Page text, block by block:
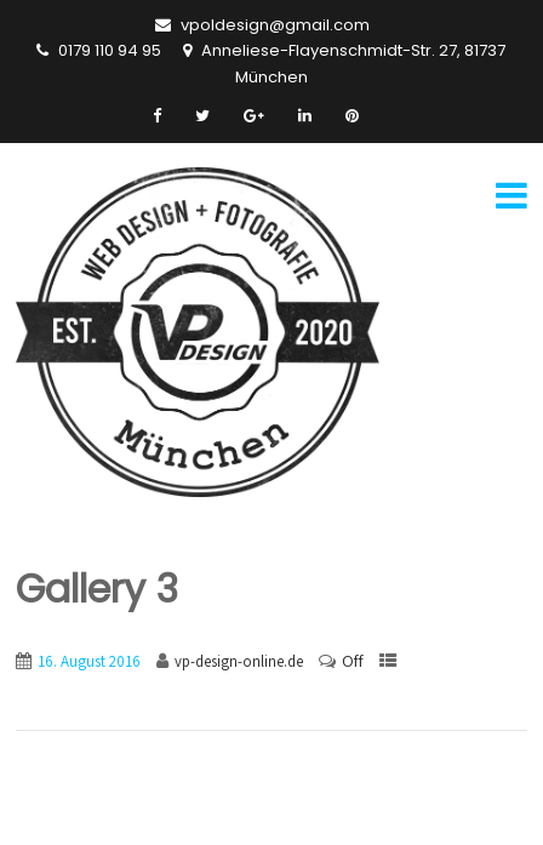
vpoldesign@gmail.com
0179 110 94 95
Anneliese-Flayenschmidt-Str. 27, 81737
München
Gallery 3
16. August 2016 vp-design-online.de Off